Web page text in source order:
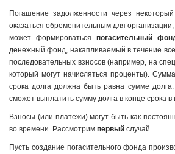
Погашение задолженности через
оказаться обременительным для
может формироваться погасительный
денежный фонд, накапливаемый в течение
последовательных взносов (например, на
который могут начисляться проценты).
срока долга должна быть равна сумме
сможет выплатить сумму долга в конце срока
Взносы (или платежи) могут быть как
во времени. Рассмотрим первый случай.
Пусть создание погасительного фонда